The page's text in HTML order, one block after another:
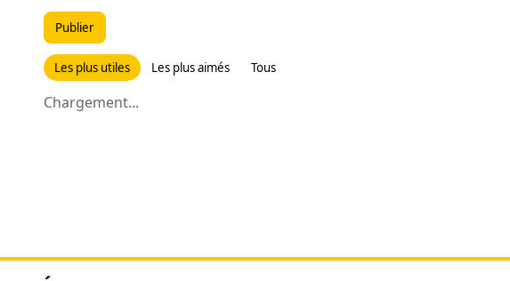
Publier
Les plus utiles Les plus aimés Tous
Chargement...